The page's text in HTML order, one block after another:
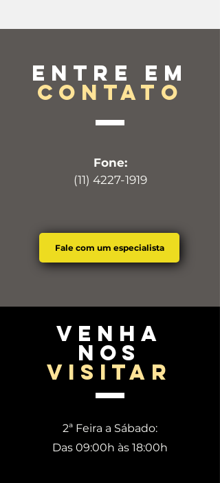
Entre em
contato
Fone:
(11) 4227-1919
Fale com um especialista
venha
nos
visitar
2ª Feira a Sábado:
Das 09:00h às 18:00h